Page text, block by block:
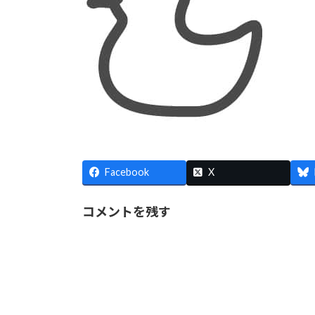
Facebook X
コメントを残す